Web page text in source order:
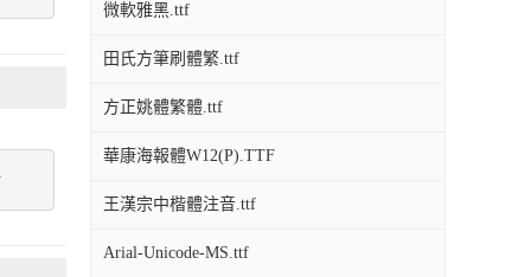
微軟雅黑.ttf
田氏方筆刷體繁.ttf
方正姚體繁體.ttf
華康海報體W12(P).TTF
王漢宗中楷體注音.ttf
Arial-Unicode-MS.ttf